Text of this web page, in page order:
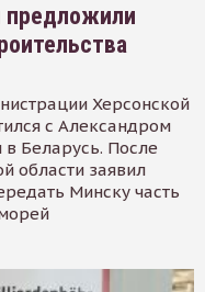
предложили
Херсонской
с Александром
Беларусь. После
области заявил
Минску часть